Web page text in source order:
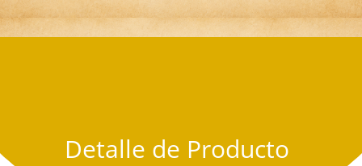
Detalle de Producto